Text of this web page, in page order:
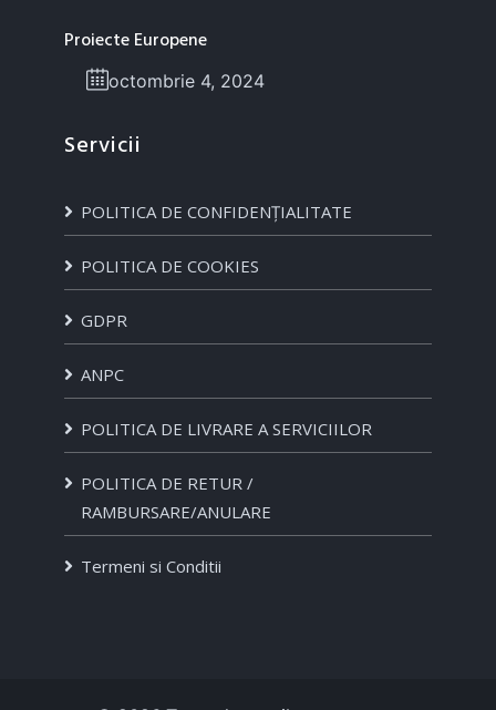
Proiecte Europene
octombrie 4, 2024
Servicii
POLITICA DE CONFIDENȚIALITATE
POLITICA DE COOKIES
GDPR
ANPC
POLITICA DE LIVRARE A SERVICIILOR
POLITICA DE RETUR /
RAMBURSARE/ANULARE
Termeni si Conditii